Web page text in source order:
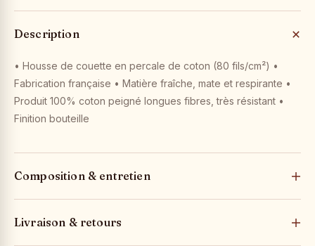
Description
• Housse de couette en percale de coton (80 fils/cm²) •
Fabrication française • Matière fraîche, mate et respirante •
Produit 100% coton peigné longues fibres, très résistant •
Finition bouteille
Composition & entretien
Livraison & retours